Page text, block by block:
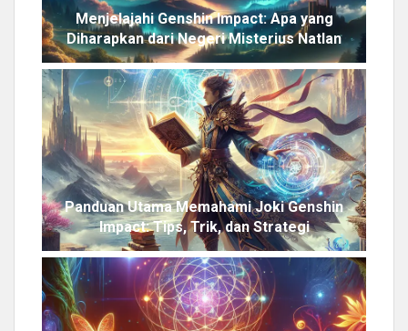
Menjelajahi Genshin Impact: Apa yang
Diharapkan dari Negeri Misterius Natlan
Panduan Utama Memahami Joki Genshin
Impact: Tips, Trik, dan Strategi